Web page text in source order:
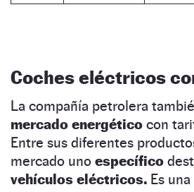
Coches eléctricos
La compañía petrolera
mercado energético con
Entre sus diferentes
mercado uno específico
vehículos eléctricos. Es